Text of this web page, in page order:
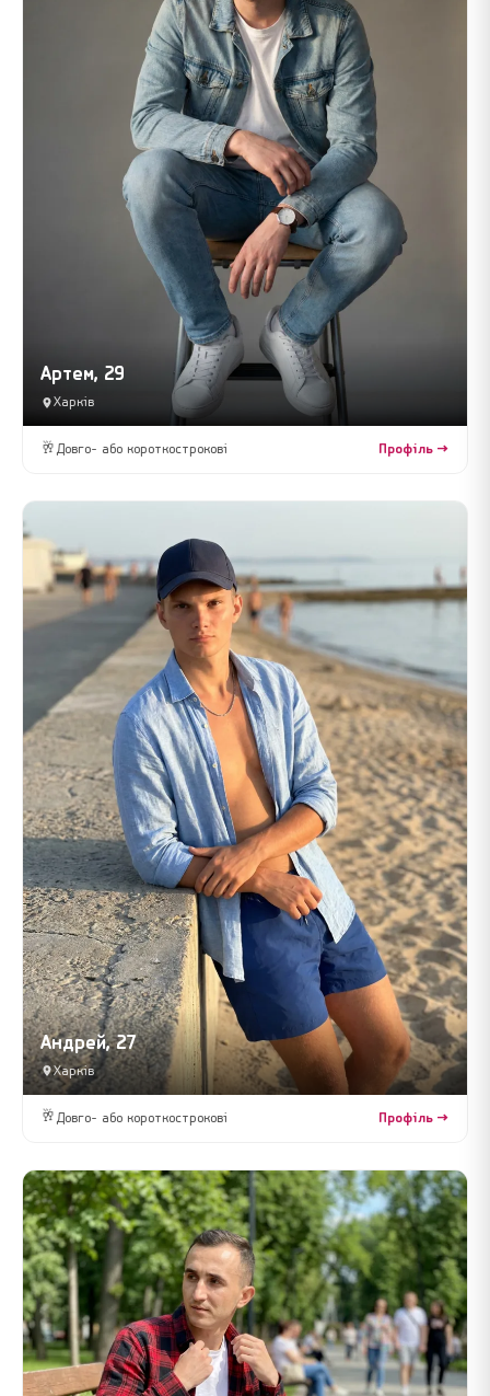
Артем, 29
Харків
🥂 Довго- або короткострокові Профіль →
Андрей, 27
Харків
🥂 Довго- або короткострокові Профіль →